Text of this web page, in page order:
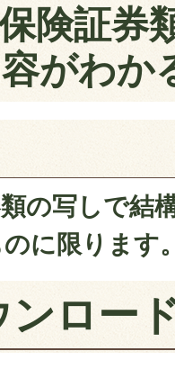
険証券
がわか
類の写しで結
に限ります
ンロー